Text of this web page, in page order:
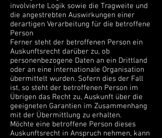
involvierte Logik sowie die Tragweite und
die angestrebten Auswirkungen einer
derartigen Verarbeitung für die betroffene
Person
Ferner steht der betroffenen Person ein
Auskunftsrecht darüber zu, ob
personenbezogene Daten an ein Drittland
oder an eine internationale Organisation
übermittelt wurden. Sofern dies der Fall
ist, so steht der betroffenen Person im
Übrigen das Recht zu, Auskunft über die
geeigneten Garantien im Zusammenhang
mit der Übermittlung zu erhalten.
Möchte eine betroffene Person dieses
Auskunftsrecht in Anspruch nehmen, kann